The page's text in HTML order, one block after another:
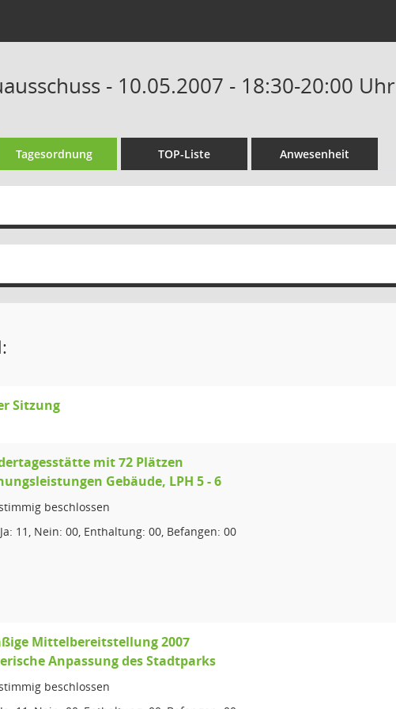
- 10.05.2007 - 18:30-20:00 Uhr
Tagesordnung TOP-Liste Anwesenheit
Sitzung
mit 72 Plätzen
Gebäude, LPH 5 - 6
beschlossen
Ja: 11, Nein: 00, Enthaltung: 00, Befangen: 00
Mittelbereitstellung 2007
Anpassung des Stadtparks
beschlossen